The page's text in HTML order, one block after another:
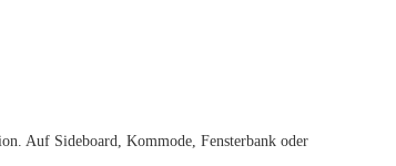
Auf Sideboard, Kommode, Fensterbank oder